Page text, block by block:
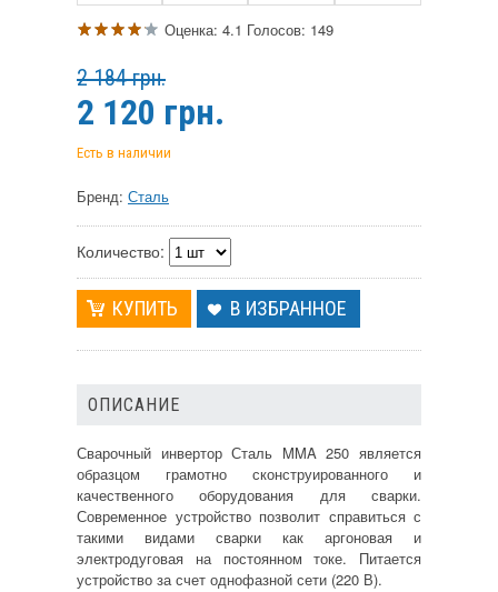
Оценка: 4.1 Голосов: 149
2 184 грн.
2 120 грн.
Есть в наличии
Бренд: Сталь
Количество:
В ИЗБРАННОЕ
ОПИСАНИЕ
Сварочный инвертор Сталь MMA 250 является
образцом грамотно сконструированного и
качественного оборудования для сварки.
Современное устройство позволит справиться с
такими видами сварки как аргоновая и
электродуговая на постоянном токе. Питается
устройство за счет однофазной сети (220 В).